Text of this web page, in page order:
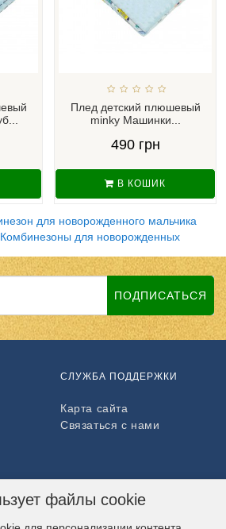
Плед детский плюшевый
minky Машинки...
490 грн
В КОШИК
для новорожденного мальчика
Комбинезоны для новорожденных
ПОДПИСАТЬСЯ
СЛУЖБА ПОДДЕРЖКИ
Карта сайта
Связаться с нами
файлы cookie